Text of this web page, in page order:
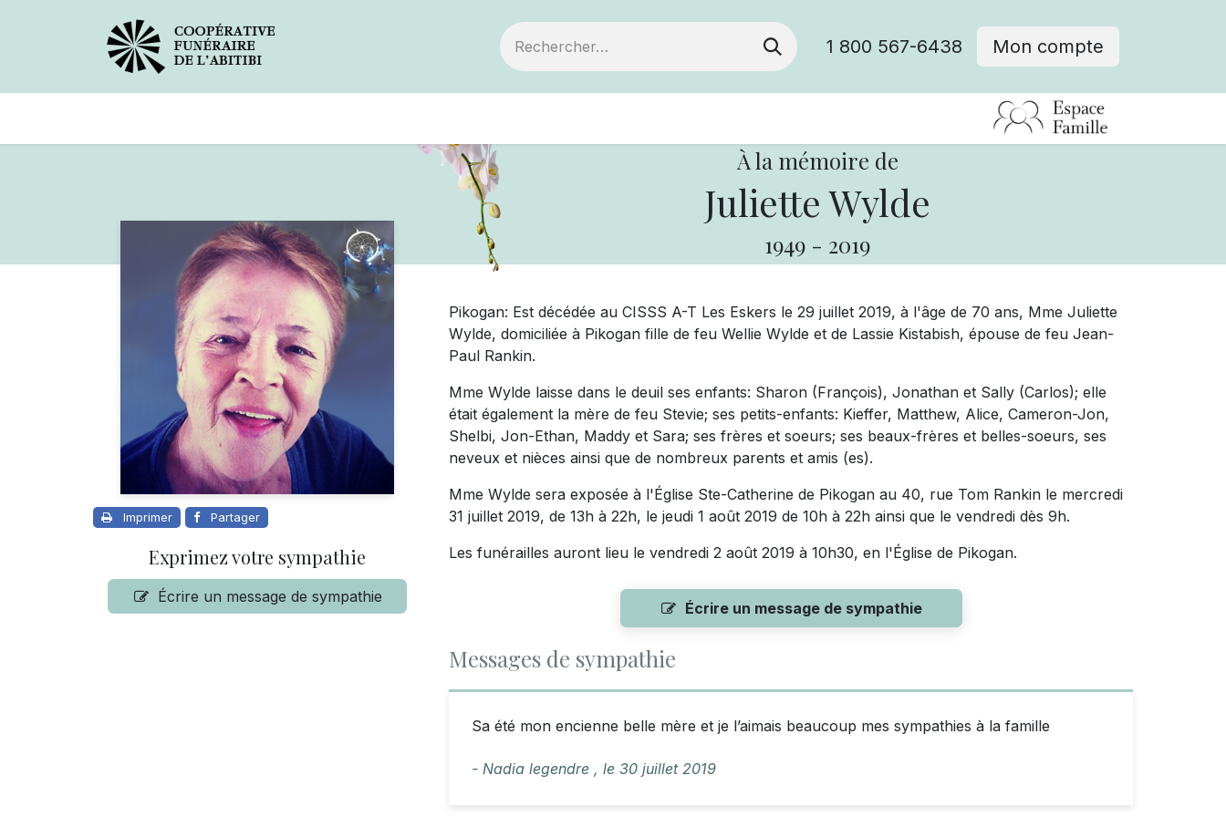
1 800 567-6438 Mon compte
À la mémoire de
Juliette Wylde
1949 - 2019
Imprimer Partager
Exprimez votre sympathie
Écrire un message de sympathie
Pikogan: Est décédée au CISSS A-T Les Eskers le 29 juillet 2019, à l'âge de 70 ans, Mme Juliette
Wylde, domiciliée à Pikogan fille de feu Wellie Wylde et de Lassie Kistabish, épouse de feu Jean-
Paul Rankin.
Mme Wylde laisse dans le deuil ses enfants: Sharon (François), Jonathan et Sally (Carlos); elle
était également la mère de feu Stevie; ses petits-enfants: Kieffer, Matthew, Alice, Cameron-Jon,
Shelbi, Jon-Ethan, Maddy et Sara; ses frères et soeurs; ses beaux-frères et belles-soeurs, ses
neveux et nièces ainsi que de nombreux parents et amis (es).
Mme Wylde sera exposée à l'Église Ste-Catherine de Pikogan au 40, rue Tom Rankin le mercredi
31 juillet 2019, de 13h à 22h, le jeudi 1 août 2019 de 10h à 22h ainsi que le vendredi dès 9h.
Les funérailles auront lieu le vendredi 2 août 2019 à 10h30, en l'Église de Pikogan.
Écrire un message de sympathie
Messages de sympathie
Sa été mon encienne belle mère et je l’aimais beaucoup mes sympathies à la famille
- Nadia legendre , le 30 juillet 2019